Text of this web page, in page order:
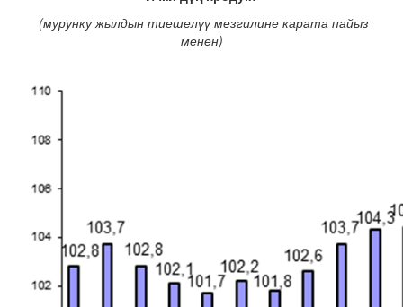
(мурунку жылдын тиешелүү мезгилине карата пайыз
менен)